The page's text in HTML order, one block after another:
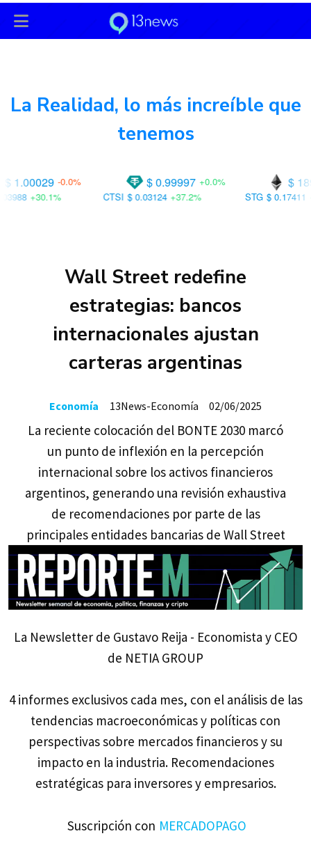
13News
User-agent: * Allow: / User-agent: Googlebot-
News Allow: /
La Realidad, lo más increíble que
tenemos
$ 1895.49 -1.0%
$ 0.99997 +0.0%
STG $ 0.17411
CTSI $ 0.03124 +37.2% CC
Wall Street redefine
estrategias: bancos
internacionales ajustan
carteras argentinas
La reciente colocación del BONTE 2030 marcó
un punto de inflexión en la percepción
internacional sobre los activos financieros
argentinos, generando una revisión exhaustiva
de recomendaciones por parte de las
principales entidades bancarias de Wall Street
Economía 02/06/2025
13News-Economía
La Newsletter de Gustavo Reija - Economista y CEO
de NETIA GROUP
4 informes exclusivos cada mes, con el análisis de las
tendencias macroeconómicas y políticas con
perspectivas sobre mercados financieros y su
impacto en la industria. Recomendaciones
estratégicas para inversores y empresarios.
Suscripción con MERCADOPAGO